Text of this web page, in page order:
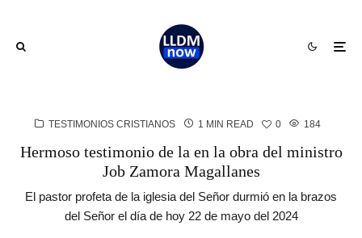
TESTIMONIOS CRISTIANOS 1 MIN READ 0 184
Hermoso testimonio de la en la obra del ministro
Job Zamora Magallanes
El pastor profeta de la iglesia del Señor durmió en la brazos
del Señor el día de hoy 22 de mayo del 2024